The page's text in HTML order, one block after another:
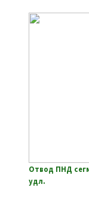
Отвод ПНД
удл.